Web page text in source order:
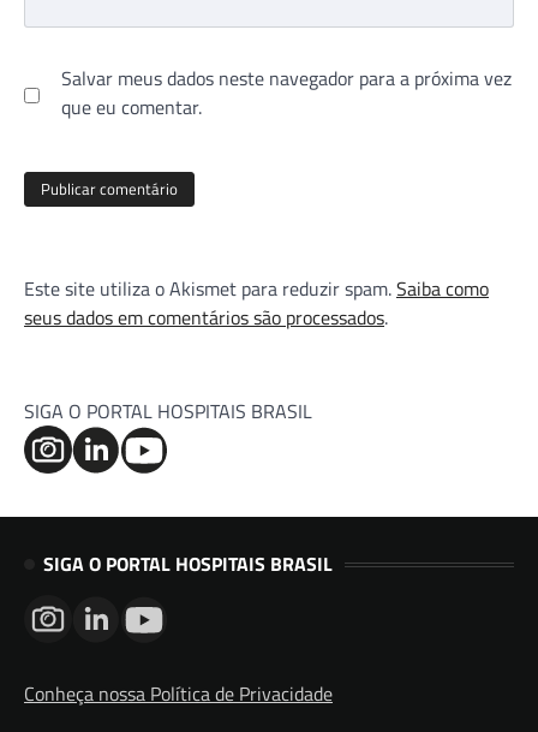
Salvar meus dados neste navegador para a próxima vez
que eu comentar.
Este site utiliza o Akismet para reduzir spam.Saiba como
seus dados em comentários são processados.
SIGA O PORTAL HOSPITAIS BRASIL
SIGA O PORTAL HOSPITAIS BRASIL
Conheça nossa Política de Privacidade